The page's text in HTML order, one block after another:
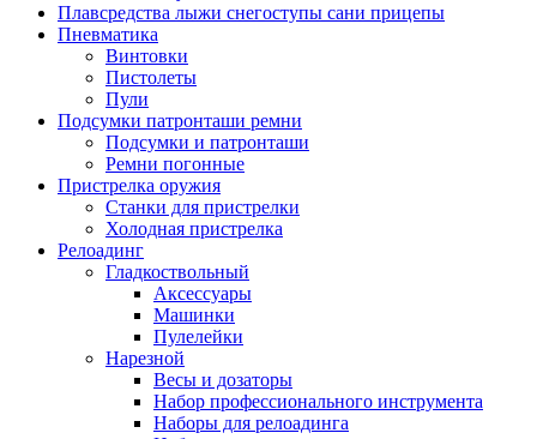
Плавсредства лыжи снегоступы сани прицепы
Пневматика
Винтовки
Пистолеты
Пули
Подсумки патронташи ремни
Подсумки и патронташи
Ремни погонные
Пристрелка оружия
Станки для пристрелки
Холодная пристрелка
Релоадинг
Гладкоствольный
Аксессуары
Машинки
Пулелейки
Нарезной
Весы и дозаторы
Набор профессионального инструмента
Наборы для релоадинга